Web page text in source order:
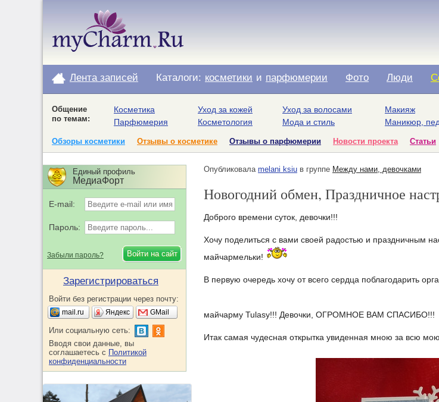
Лента записей Каталоги: косметики и парфюмерии Фото Люди
Общение
по темам:
Косметика
Парфюмерия
Уход за кожей
Косметология
Уход за волосами
Мода и стиль
Макияж
Маникюр,
Обзоры косметики Отзывы о косметике Отзывы о парфюмерии Новости проекта Статьи
Опубликовала melani ksiu в группе Между нами, девочками
Новогодний обмен, Праздничное
Доброго времени суток, девочки!!!
Хочу поделиться с вами своей радостью и праздничным
майчармельки!
В первую очередь хочу от всего сердца поблагодарить
майчарму Tulasy!!! Девочки, ОГРОМНОЕ ВАМ СПАСИБО!!!
Итак самая чудесная открытка увиденная мною за всю
Единый профиль
МедиаФорт
E-mail:
Пароль:
Забыли пароль?
Зарегистрироваться
Войти без регистрации через почту:
mail.ru Яндекс GMail
Или социальную сеть:
Вводя свои данные, вы
соглашаетесь с Политикой
конфиденциальности